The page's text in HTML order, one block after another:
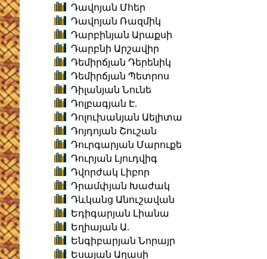
Դավոյան Մհեր
Դավոյան Ռազմիկ
Դարբինյան Արաքսի
Դարբնի Արշավիր
Դեմիրճյան Դերենիկ
Դեմիրճյան Պետրոս
Դիլանյան Նունե
Դոլբագյան Է.
Դոլուխանյան Աելիտա
Դոյդոյան Շուշան
Դուրգարյան Մարուքե
Դուրյան Լյուդվիգ
Դվորժակ Լիբոր
Դրամփյան Խաժակ
Դևկանց Անուշավան
Եդիգարյան Լիանա
Եղիայան Ա.
Ենգիբարյան Նորայր
Եսայան Աղասի